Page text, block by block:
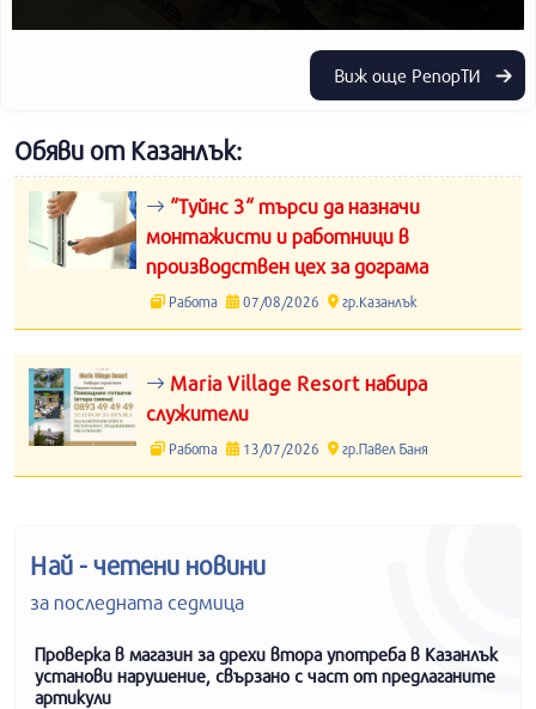
Виж още РепорТИ
Обяви от Казанлък:
“Туйнс 3“ търси да назначи
монтажисти и работници в
производствен цех за дограма
Работа 07/08/2026 гр.Казанлък
Maria Village Resort набира
служители
Работа 13/07/2026 гр.Павел Баня
Най - четени новини
за последната седмица
Проверка в магазин за дрехи втора употреба в Казанлък
установи нарушение, свързано с част от предлаганите
артикули